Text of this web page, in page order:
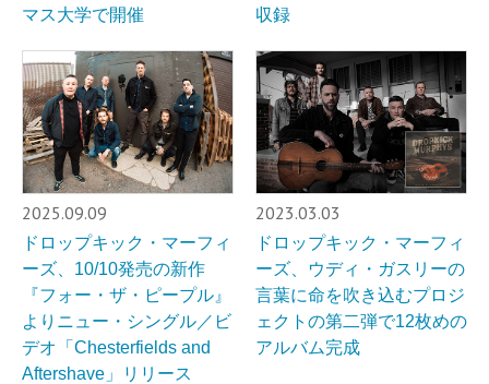
マス大学で開催
収録
2025.09.09
ドロップキック・マーフィ
ーズ、10/10発売の新作
『フォー・ザ・ピープル』
よりニュー・シングル／ビ
デオ「Chesterfields and
Aftershave」リリース
2023.03.03
ドロップキック・マーフィ
ーズ、ウディ・ガスリーの
言葉に命を吹き込むプロジ
ェクトの第二弾で12枚めの
アルバム完成